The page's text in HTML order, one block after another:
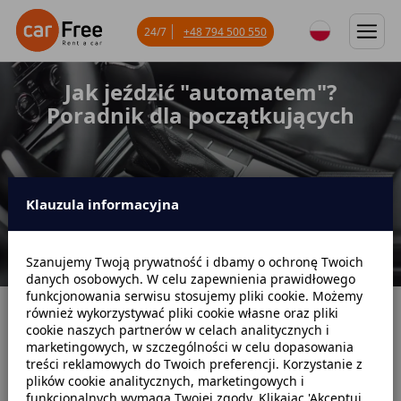
Jak jeździć "automatem"?
Poradnik dla początkujących
24/7 +48 794 500 550
Strona główna Blog
Poradniki samochodowe
Jak jeździć "automatem"? Poradnik dla początkujących
Klauzula informacyjna
Szanujemy Twoją prywatność i dbamy o ochronę Twoich
danych osobowych. W celu zapewnienia prawidłowego
funkcjonowania serwisu stosujemy pliki cookie. Możemy
również wykorzystywać pliki cookie własne oraz pliki
cookie naszych partnerów w celach analitycznych i
marketingowych, w szczególności w celu dopasowania
treści reklamowych do Twoich preferencji. Korzystanie z
plików cookie analitycznych, marketingowych i